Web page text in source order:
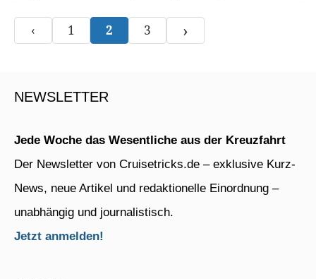
‹ 1 2 3 ›
NEWSLETTER
Jede Woche das Wesentliche aus der Kreuzfahrt
Der Newsletter von Cruisetricks.de – exklusive Kurz-
News, neue Artikel und redaktionelle Einordnung –
unabhängig und journalistisch.
Jetzt anmelden!